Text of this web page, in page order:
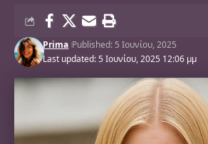
Last updated: 5 Ιουνίου, 2025 12:06 μμ
Prima Published: 5 Ιουνίου, 2025